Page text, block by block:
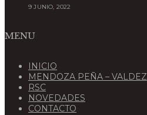
9 JUNIO, 2022
MENU
INICIO
MENDOZA PEÑA – VALDEZ
RSC
NOVEDADES
CONTACTO